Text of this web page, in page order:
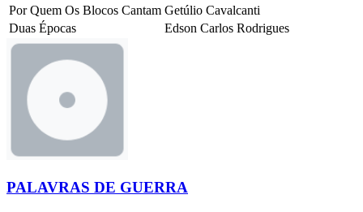
Por Quem Os Blocos Cantam Getúlio Cavalcanti
Duas Épocas
Edson Carlos Rodrigues
PALAVRAS DE GUERRA